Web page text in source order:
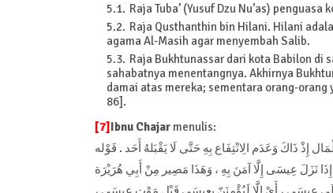
Raja Tuba’ (Yusuf Dzu Nu’as) penguasa
Raja Qusthanthin bin Hilani. Hilani
agama Al-Masih agar menyembah Salib.
Raja Bukhtunassar dari kota Babilon di
sahabatnya menentangnya. Akhirnya
damai atas mereka; sementara orang-
86].
[7]Ibnu Chajarmenulis:
إِذْ ذَاكَ وَعَدَم الِانْتِفَاع بِهِ حَتَّى لَا يَقْبَلهُ أَحَد . قَوْله
نَزَلَ عِيسَى إِلَّا آمَنَ بِهِ ، وَهَذَا مَصِير مِنْ أَبِي هُرَيْرَة